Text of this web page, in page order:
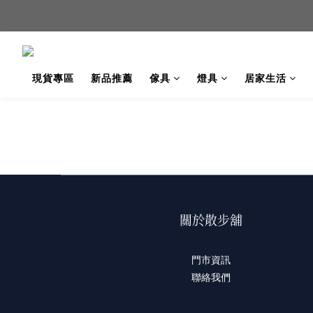
新
現貨專區 新品推薦 傢具 燈具 居家生活
關於散步舖
門市資訊
聯絡我們